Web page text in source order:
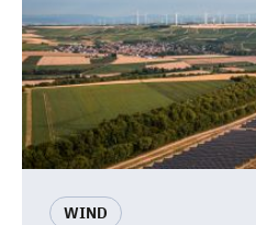
WIND